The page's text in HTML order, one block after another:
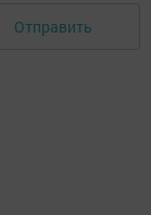
Отправить